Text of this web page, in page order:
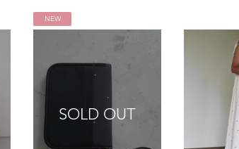
NEW
SOLD OUT